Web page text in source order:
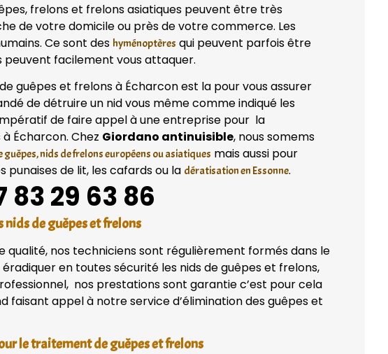
frelons et frelons asiatiques peuvent être très
de votre domicile ou près de votre commerce. Les
Ce sont des hyménoptères qui peuvent parfois être
peuvent facilement vous attaquer.
guêpes et frelons à Écharcon est la pour vous assurer
de détruire un nid vous même comme indiqué les
de faire appel à une entreprise pour la
Écharcon. Chez Giordano antinuisible, nous somems
guêpes, nids de frelons européens ou asiatiques mais aussi pour
punaises de lit, les cafards ou la dératisation en Essonne.
83 29 63 86
de guêpes et frelons
qualité, nos techniciens sont régulièrement formés dans le
en toutes sécurité les nids de guêpes et frelons,
nos prestations sont garantie c’est pour cela
faisant appel à notre service d’élimination des guêpes et
le traitement de guêpes et frelons